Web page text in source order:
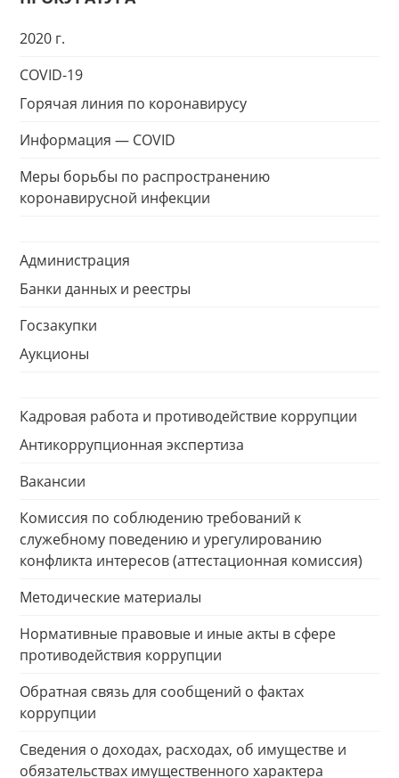
2020 г.
COVID-19
Горячая линия по коронавирусу
Информация — COVID
Меры борьбы по распространению
коронавирусной инфекции
Администрация
Банки данных и реестры
Госзакупки
Аукционы
Кадровая работа и противодействие коррупции
Антикоррупционная экспертиза
Вакансии
Комиссия по соблюдению требований к
служебному поведению и урегулированию
конфликта интересов (аттестационная комиссия)
Методические материалы
Нормативные правовые и иные акты в сфере
противодействия коррупции
Обратная связь для сообщений о фактах
коррупции
Сведения о доходах, расходах, об имуществе и
обязательствах имущественного характера